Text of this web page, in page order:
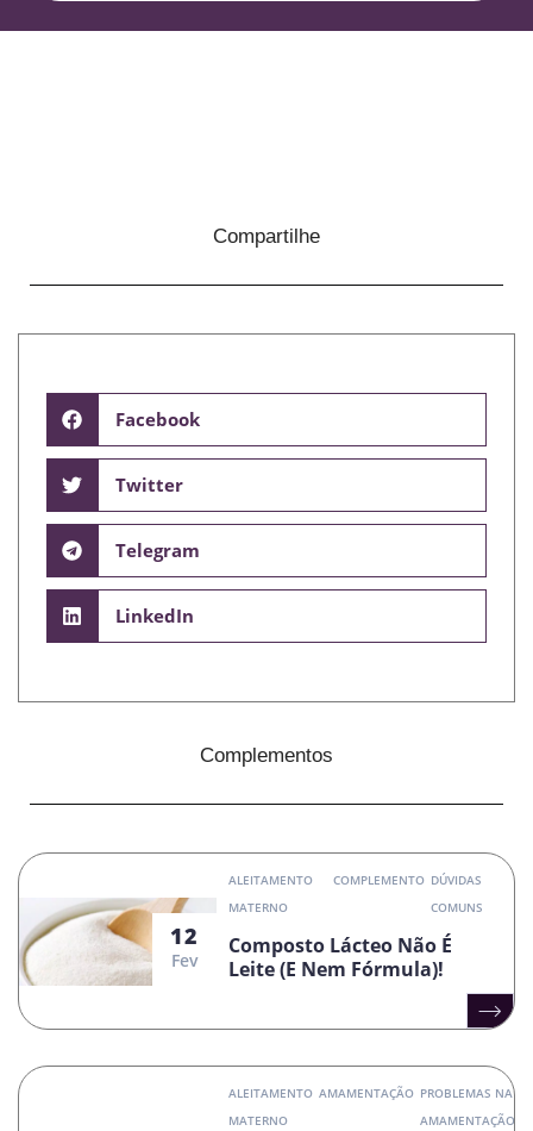
Compartilhe
Facebook
Twitter
Telegram
LinkedIn
Complementos
12
Fev
ALEITAMENTO
MATERNO
COMPLEMENTO DÚVIDAS
COMUNS
Composto Lácteo Não É
Leite (e Nem Fórmula)!
ALEITAMENTO
MATERNO
AMAMENTAÇÃO PROBLEMAS NA
AMAMENTAÇÃO